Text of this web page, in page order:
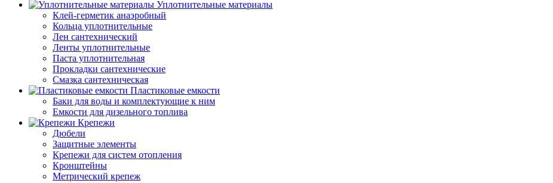
Уплотнительные материалы
Клей-герметик анаэробный
Кольца уплотнительные
Лен сантехнический
Ленты уплотнительные
Паста уплотнительная
Прокладки сантехнические
Смазка сантехническая
Пластиковые емкости
Баки для воды и комплектующие к ним
Емкости для дизельного топлива
Крепежи
Дюбели
Защитные элементы
Крепежи для систем отопления
Кронштейны
Метрический крепеж